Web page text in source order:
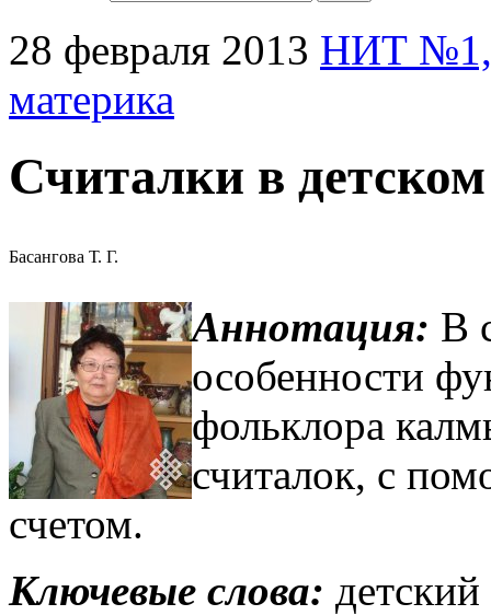
28 февраля 2013 НИТ №1,
материка
Считалки в
Басангова Т. Г.
Аннотация: В
особенности
фольклора
считалок, с
счетом.
Ключевые слова: